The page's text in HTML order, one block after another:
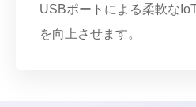
USBポートによる柔軟な
を向上させます。